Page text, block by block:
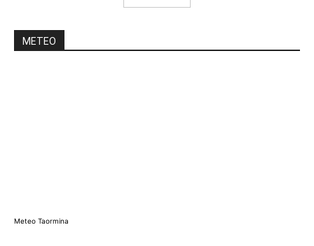
METEO
Meteo Taormina